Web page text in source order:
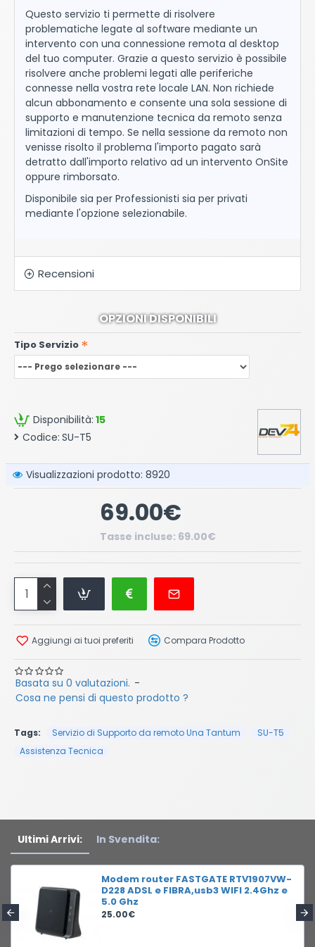
Questo servizio ti permette di risolvere
problematiche legate al software mediante un
intervento con una connessione remota al desktop
del tuo computer. Grazie a questo servizio è possibile
risolvere anche problemi legati alle periferiche
connesse nella vostra rete locale LAN. Non richiede
alcun abbonamento e consente una sola sessione di
supporto e manutenzione tecnica da remoto senza
limitazioni di tempo. Se nella sessione da remoto non
venisse risolto il problema l'importo pagato sarà
detratto dall'importo relativo ad un intervento OnSite
oppure rimborsato.
Disponibile sia per Professionisti sia per privati
mediante l'opzione selezionabile.
Recensioni
Disponibilità: 15
Codice: SU-T5
Visualizzazioni prodotto: 8920
Basata su 0 valutazioni. -
Cosa ne pensi di questo prodotto ?
69.00€
Tasse incluse: 69.00€
OPZIONI DISPONIBILI
Tipo Servizio
Aggiungi ai tuoi preferiti Compara Prodotto
Tags: Servizio di Supporto da remoto Una Tantum
SU-T5
Assistenza Tecnica
Ultimi Arrivi: In Svendita:
Modem router FASTGATE RTV1907VW-
D228 ADSL e FIBRA,usb3 WIFI 2.4Ghz e
5.0 Ghz
25.00€